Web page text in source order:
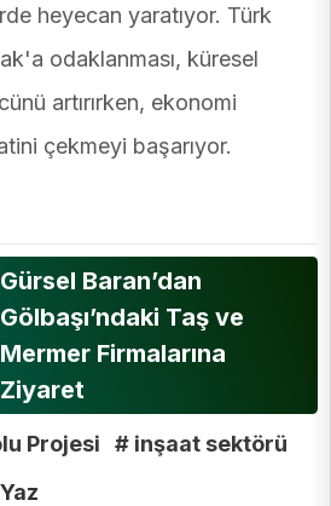
heyecan yaratıyor. Türk
odaklanması, küresel
artırırken, ekonomi
çekmeyi başarıyor.
Gürsel Baran’dan
Gölbaşı’ndaki Taş ve
Mermer Firmalarına
Ziyaret
Projesi
# inşaat sektörü